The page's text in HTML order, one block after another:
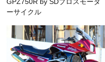
GPZ750R by SDブロスモータ
ーサイクル